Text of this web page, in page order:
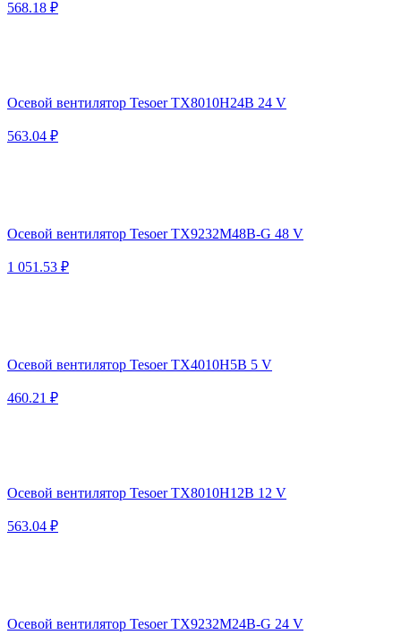
568.18 ₽
Осевой вентилятор Tesoer TX8010H24B 24 V
563.04 ₽
Осевой вентилятор Tesoer TX9232M48B-G 48 V
1 051.53 ₽
Осевой вентилятор Tesoer TX4010H5B 5 V
460.21 ₽
Осевой вентилятор Tesoer TX8010H12B 12 V
563.04 ₽
Осевой вентилятор Tesoer TX9232M24B-G 24 V